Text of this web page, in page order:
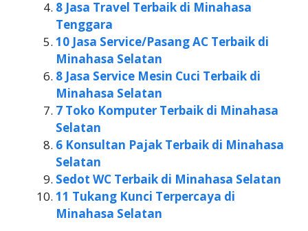
8 Jasa Travel Terbaik di Minahasa
Tenggara
10 Jasa Service/Pasang AC Terbaik di
Minahasa Selatan
8 Jasa Service Mesin Cuci Terbaik di
Minahasa Selatan
7 Toko Komputer Terbaik di Minahasa
Selatan
6 Konsultan Pajak Terbaik di Minahasa
Selatan
Sedot WC Terbaik di Minahasa Selatan
11 Tukang Kunci Terpercaya di
Minahasa Selatan